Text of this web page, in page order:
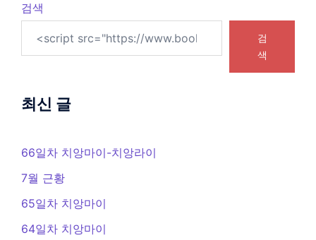
검색
검
색
최신 글
66일차 치앙마이-치앙라이
7월 근황
65일차 치앙마이
64일차 치앙마이